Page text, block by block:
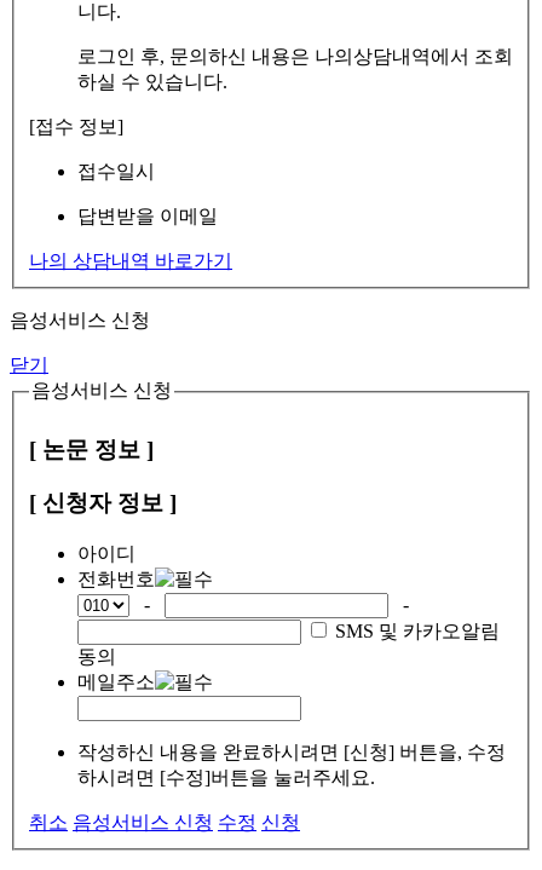
니다.
로그인 후, 문의하신 내용은 나의상담내역에서 조회
하실 수 있습니다.
[접수 정보]
접수일시
답변받을 이메일
나의 상담내역 바로가기
음성서비스 신청
닫기
음성서비스 신청
[ 논문 정보 ]
[ 신청자 정보 ]
아이디
전화번호
-
-
SMS 및 카카오알림
동의
메일주소
작성하신 내용을 완료하시려면 [신청] 버튼을, 수정
하시려면 [수정]버튼을 눌러주세요.
취소 음성서비스 신청 수정 신청